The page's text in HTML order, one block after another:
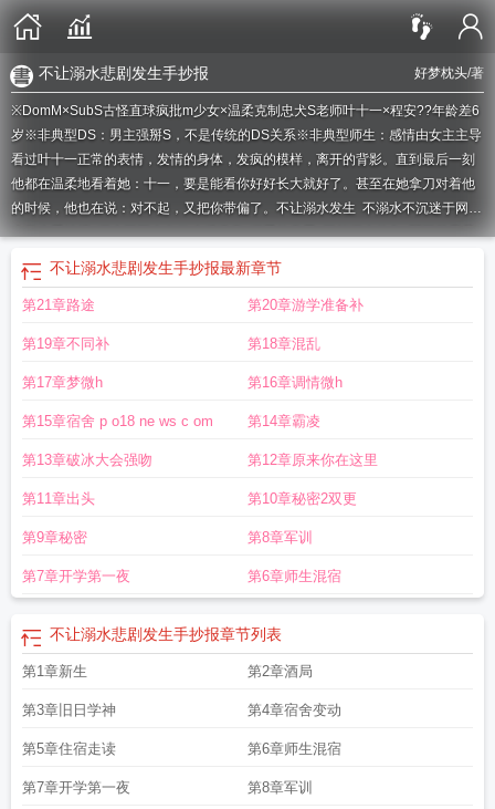
好梦枕头/著
不让溺水悲剧发生手抄报
※DomM×SubS古怪直球疯批m少女×温柔克制忠犬S老师叶十一×程安??年龄差6
岁※非典型DS：男主强掰S，不是传统的DS关系※非典型师生：感情由女主主导
看过叶十一正常的表情，发情的身体，发疯的模样，离开的背影。直到最后一刻
他都在温柔地看着她：十一，要是能看你好好长大就好了。甚至在她拿刀对着他
的时候，他也在说：对不起，又把你带偏了。 不让溺水发生 不溺水不沉迷于网络
小学生手抄报溺水不死会有什么后遗症溺爱的意思不想溺水的鱼弱不禁风是
什么意思 溺水不挣扎 溺水不动 不溺爱也不严苛
思 不让溺水悲剧
禁风不溺爱的意思
不让溺水悲剧发生手抄报最新章节
第21章路途 第20章游学准备补
第19章不同补 第18章混乱
第17章梦微h 第16章调情微h
第15章宿舍 p o18 ne ws c om 第14章霸凌
第13章破冰大会强吻 第12章原来你在这里
第11章出头 第10章秘密2双更
第9章秘密 第8章军训
第7章开学第一夜 第6章师生混宿
不让溺水悲剧发生手抄报章节列表
第1章新生 第2章酒局
第3章旧日学神 第4章宿舍变动
第5章住宿走读 第6章师生混宿
第7章开学第一夜 第8章军训